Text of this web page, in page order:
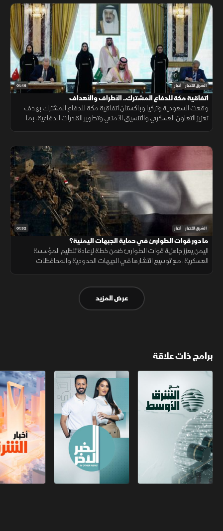
01:46 الشرق للأخبار أخبار
اتفاقية مكة للدفاع المشترك.. الأطراف والأهداف
وقعت السعودية وتركيا وباكستان اتفاقية مكة للدفاع المشترك بهدف
تعزيز التعاون العسكري والتنسيق الأمني وتطوير القدرات الدفاعية، بما
01:32 الشرق للأخبار أخبار
ما دور قوات الطوارئ في حماية الجبهات اليمنية؟
اليمن يعزز جاهزية قوات الطوارئ ضمن خطة لإعادة تنظيم المؤسسة
العسكرية، مع توسيع انتشارها في الجبهات الحدودية والمحافظات
عرض المزيد
برامج ذات علاقة
مع الشرق الأوسط الخبر الآخر أخبار الشرق